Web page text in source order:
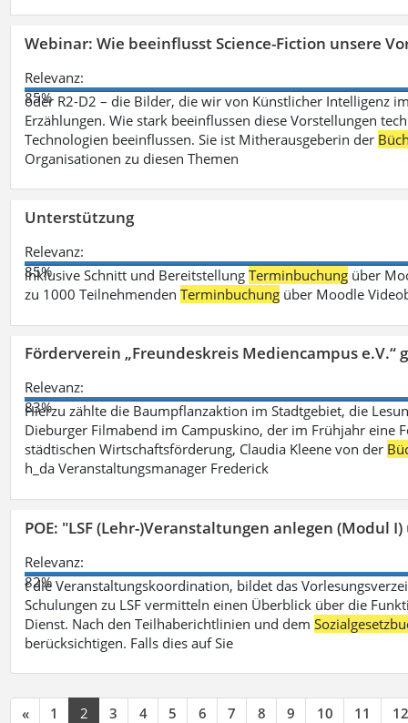
Webinar: Wie beeinflusst Science-Fiction unsere
Relevanz:
85%
oder R2-D2 – die Bilder, die wir von Künstlicher Intelligenz
Erzählungen. Wie stark beeinflussen diese Vorstellungen
Technologien beeinflussen. Sie ist Mitherausgeberin der
Organisationen zu diesen Themen
Unterstützung
Relevanz:
85%
inklusive Schnitt und BereitstellungTerminbuchung über
zu 1000 TeilnehmendenTerminbuchung über Moodle
Förderverein „Freundeskreis Mediencampus e.V.“
Relevanz:
83%
Hierzu zählte die Baumpflanzaktion im Stadtgebiet, die
Dieburger Filmabend im Campuskino, der im Frühjahr eine
städtischen Wirtschaftsförderung, Claudia Kleene von der
h_da Veranstaltungsmanager Frederick
POE: "LSF (Lehr-)Veranstaltungen anlegen (Modul
Relevanz:
82%
t die Veranstaltungskoordination, bildet das
Schulungen zu LSF vermitteln einen Überblick über die
Dienst. Nach den Teilhaberichtlinien und dem
berücksichtigen. Falls dies auf Sie
« 1 2 3 4 5 6 7 8 9 10 11 12